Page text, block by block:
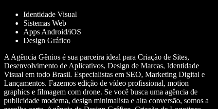
Identidade Visual
Sistemas Web
Apps Android/iOS
Design Gráfico
A Agência Gênios é sua parceira ideal para Criação de Sites,
Desenvolvimento de Aplicativos, Design de Marcas, Identidade
Visual em todo Brasil. Especialistas em SEO, Marketing Digital e
Lançamentos. Fazemos edição de vídeo profissional, motion
graphics e filmagem com drone. Se você busca uma agência de
publicidade moderna, design minimalista e alta conversão, somos a